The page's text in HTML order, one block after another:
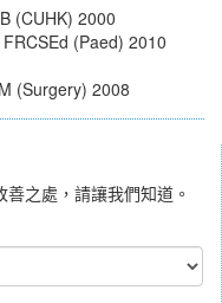
(CUHK) 2000
(Paed) 2010
(Surgery) 2008
之處，請讓我們知道。